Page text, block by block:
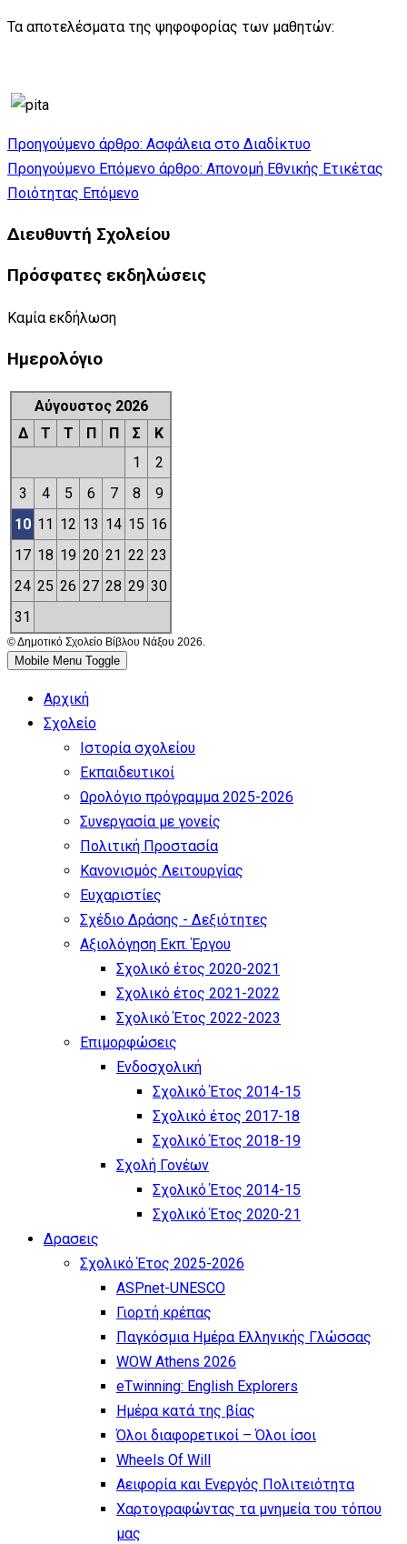
Τα αποτελέσματα της ψηφοφορίας των μαθητών:
Προηγούμενο άρθρο: Ασφάλεια στο Διαδίκτυο
Προηγούμενο Επόμενο άρθρο: Απονομή Εθνικής Ετικέτας
Ποιότητας Επόμενο
Διευθυντή Σχολείου
Πρόσφατες εκδηλώσεις
Καμία εκδήλωση
Ημερολόγιο
Αύγουστος 2026
Δ
Τ Τ Π Π Σ
Κ
1
2
3
4 5 6 7 8
9
10 11 12 13 14 15 16
17 18 19 20 21 22 23
24 25 26 27 28 29 30
31
© Δημοτικό Σχολείο Βίβλου Νάξου 2026.
Mobile Menu Toggle
Αρχική
Σχολείο
Ιστορία σχολείου
Εκπαιδευτικοί
Ωρολόγιο πρόγραμμα 2025-2026
Συνεργασία με γονείς
Πολιτική Προστασία
Κανονισμός Λειτουργίας
Ευχαριστίες
Σχέδιο Δράσης - Δεξιότητες
Αξιολόγηση Εκπ. Έργου
Σχολικό έτος 2020-2021
Σχολικό έτος 2021-2022
Σχολικό Έτος 2022-2023
Επιμορφώσεις
Ενδοσχολική
Σχολικό Έτος 2014-15
Σχολικό έτος 2017-18
Σχολικό Έτος 2018-19
Σχολή Γονέων
Σχολικό Έτος 2014-15
Σχολικό Έτος 2020-21
Δρασεις
Σχολικό Έτος 2025-2026
ASPnet-UNESCO
Γιορτή κρέπας
Παγκόσμια Ημέρα Ελληνικής Γλώσσας
WOW Athens 2026
eTwinning: English Explorers
Ημέρα κατά της βίας
Όλοι διαφορετικοί – Όλοι ίσοι
Wheels Of Will
Αειφορία και Ενεργός Πολιτειότητα
Χαρτογραφώντας τα μνημεία του τόπου
μας